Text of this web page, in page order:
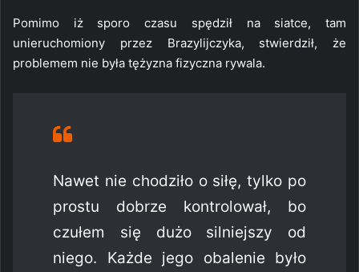
Pomimo iż sporo czasu spędził na siatce, tam
unieruchomiony przez Brazylijczyka, stwierdził, że
problemem nie była tężyzna fizyczna rywala.
Nawet nie chodziło o siłę, tylko po
prostu dobrze kontrolował, bo
czułem się dużo silniejszy od
niego. Każde jego obalenie było